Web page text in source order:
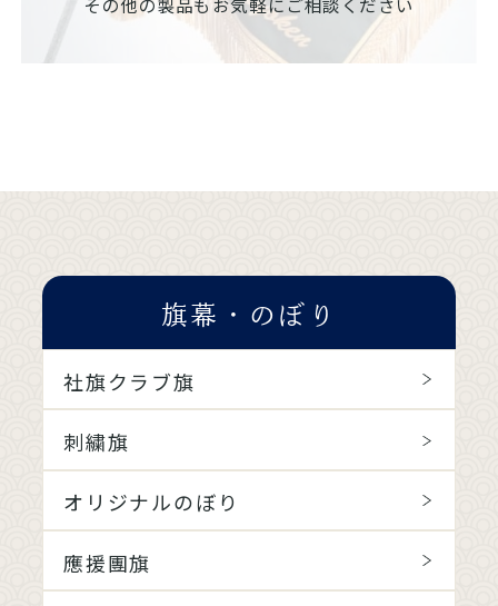
旗幕・のぼり
社旗クラブ旗
刺繍旗
オリジナルのぼり
應援團旗